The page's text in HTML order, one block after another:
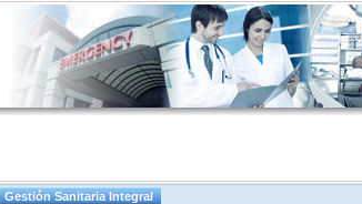
Gestión Sanitaria Integral